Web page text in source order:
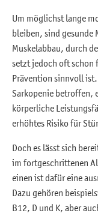
Um möglichst lange
bleiben, sind gesunde
Muskelabbau, durch
setzt jedoch oft schon
Prävention sinnvoll
Sarkopenie betroffen,
körperliche
erhöhtes Risiko für
Doch es lässt sich
im fortgeschrittenen
einen ist dafür eine
Dazu gehören
B12, D und K, aber